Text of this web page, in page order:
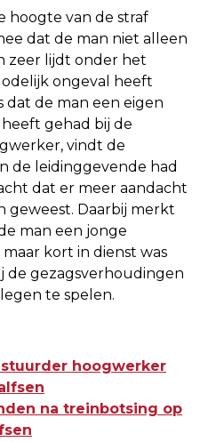
hoogte van de straf
dat de man niet alleen
zeer lijdt onder het
ongeval heeft
dat de man een eigen
gehad bij de
vindt de
de leidinggevende had
dat er meer aandacht
geweest. Daarbij merkt
man een jonge
kort in dienst was
de gezagsverhoudingen
te spelen.
hoogwerker
na treinbotsing op